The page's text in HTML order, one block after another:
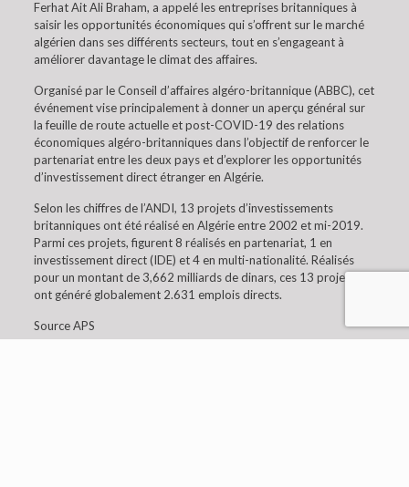
Ferhat Ait Ali Braham, a appelé les entreprises britanniques à
saisir les opportunités économiques qui s’offrent sur le marché
algérien dans ses différents secteurs, tout en s’engageant à
améliorer davantage le climat des affaires.
Organisé par le Conseil d’affaires algéro-britannique (ABBC), cet
événement vise principalement à donner un aperçu général sur
la feuille de route actuelle et post-COVID-19 des relations
économiques algéro-britanniques dans l’objectif de renforcer le
partenariat entre les deux pays et d’explorer les opportunités
d’investissement direct étranger en Algérie.
Selon les chiffres de l’ANDI, 13 projets d’investissements
britanniques ont été réalisé en Algérie entre 2002 et mi-2019.
Parmi ces projets, figurent 8 réalisés en partenariat, 1 en
investissement direct (IDE) et 4 en multi-nationalité. Réalisés
pour un montant de 3,662 milliards de dinars, ces 13 projets
ont généré globalement 2.631 emplois directs.
Source APS